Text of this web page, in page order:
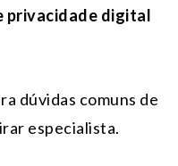
privacidade digital
dúvidas comuns de
especialista.